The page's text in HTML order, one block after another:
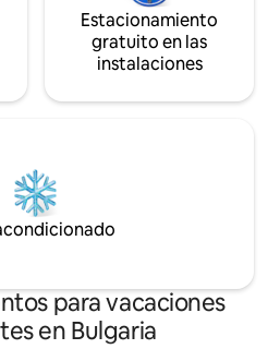
Estacionamiento
gratuito en las
instalaciones
para vacaciones
en Bulgaria